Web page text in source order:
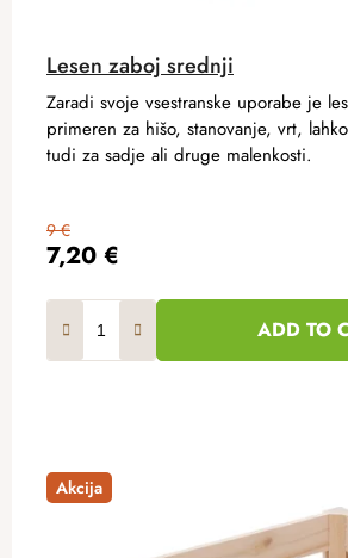
Lesen zaboj srednji
7,20 €
9 €
ADD TO
Zaradi svoje vsestranske uporabe je
primeren za hišo, stanovanje, vrt,
tudi za sadje ali druge malenkosti.
Akcija